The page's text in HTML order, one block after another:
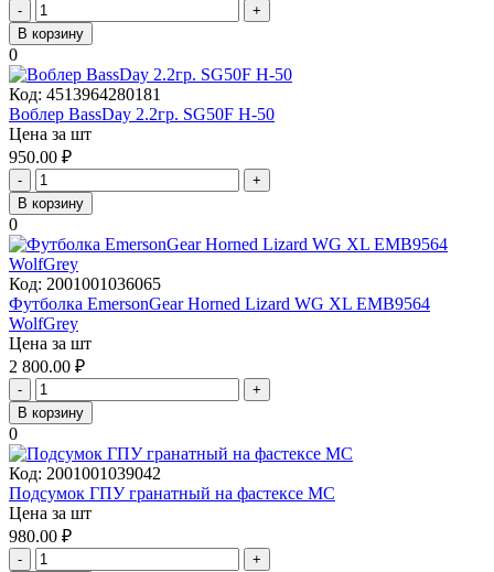
-
+
В корзину
0
Код: 4513964280181
Воблер BassDay 2.2гр. SG50F H-50
Цена за шт
950.00 ₽
-
+
В корзину
0
Код: 2001001036065
Футболка EmersonGear Horned Lizard WG XL EMB9564
WolfGrey
Цена за шт
2 800.00 ₽
-
+
В корзину
0
Код: 2001001039042
Подсумок ГПУ гранатный на фастексе MC
Цена за шт
980.00 ₽
-
+